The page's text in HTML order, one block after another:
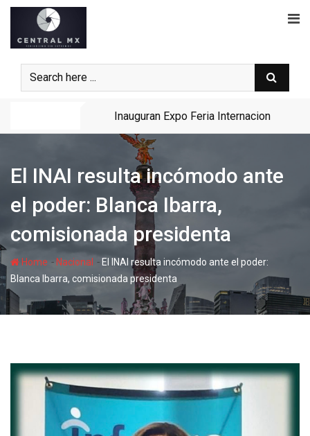
Skip
content
Inauguran Expo Feria Internacional
El INAI resulta incómodo ante
el poder: Blanca Ibarra,
comisionada presidenta
Home - Nacional - El INAI resulta incómodo ante el poder:
Blanca Ibarra, comisionada presidenta